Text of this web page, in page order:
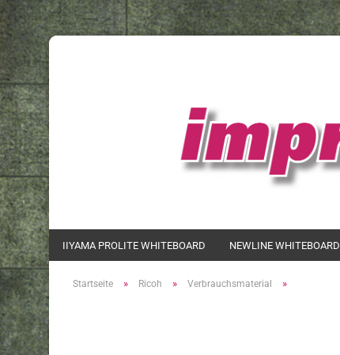
IIYAMA PROLITE WHITEBOARD NEWLINE WHITEBOARD
Startseite » Ricoh » Verbrauchsmaterial »